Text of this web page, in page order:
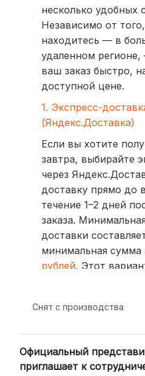
несколько удобных
Независимо от
находитесь — в
удаленном
ваш заказ быстро,
доступной цене.
1. Экспресс-
(Яндекс.Доставка)
Если вы хотите
завтра, выбирайте
через
доставку прямо до
течение 1–2 дней
заказа.
доставки
минимальная сумма
рублей. Этот
компании (СДЭК,
Для клиентов из
России мы
Снят с производства
Официальный
приглашает к